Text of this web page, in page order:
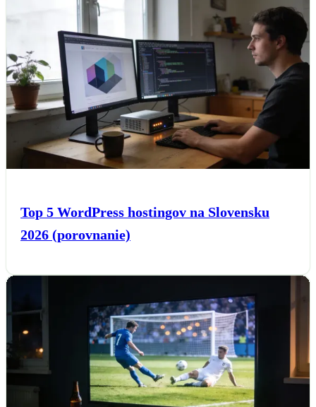
Top 5 WordPress hostingov na Slovensku
2026 (porovnanie)